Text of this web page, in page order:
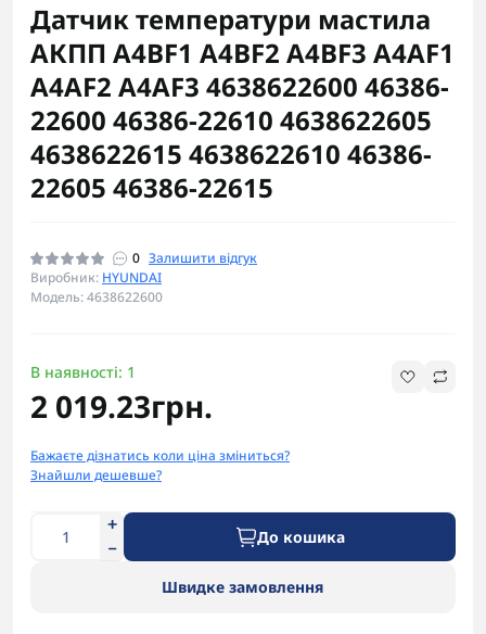
Датчик температури мастила
АКПП A4BF1 A4BF2 A4BF3 A4AF1
A4AF2 A4AF3 4638622600 46386-
22600 46386-22610 4638622605
4638622615 4638622610 46386-
22605 46386-22615
0 Залишити відгук
Виробник: HYUNDAI
Модель: 4638622600
В наявності: 1
2 019.23грн.
Бажаєте дізнатись коли ціна зміниться?
Знайшли дешевше?
До кошика
Швидке замовлення